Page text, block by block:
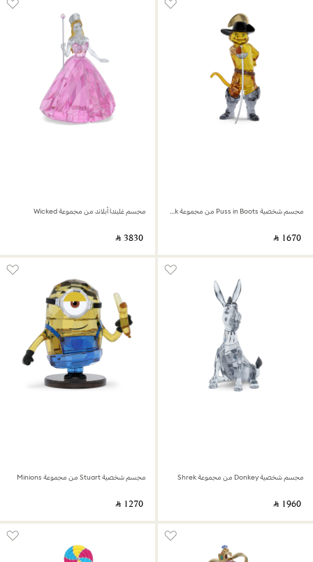
مجسم شخصية Puss in Boots من مجموعة Shrek
‎ ⃁ ⁦1670⁩ ‎
مجسم غليندا أبلاند من مجموعة Wicked
‎ ⃁ ⁦3830⁩ ‎
مجسم شخصية Donkey من مجموعة Shrek
‎ ⃁ ⁦1960⁩ ‎
مجسم شخصية Stuart من مجموعة Minions
‎ ⃁ ⁦1270⁩ ‎